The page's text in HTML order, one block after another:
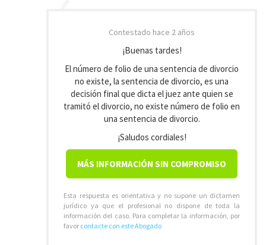
Contestado hace 2 años
¡Buenas tardes!
El número de folio de una sentencia de divorcio
no existe, la sentencia de divorcio, es una
decisión final que dicta el juez ante quien se
tramitó el divorcio, no existe número de folio en
una sentencia de divorcio.
¡Saludos cordiales!
MÁS INFORMACIÓN SIN COMPROMISO
Esta respuesta es orientativa y no supone un dictamen
jurídico ya que el profesional no dispone de toda la
información del caso. Para completar la información, por
favor contacte con este Abogado